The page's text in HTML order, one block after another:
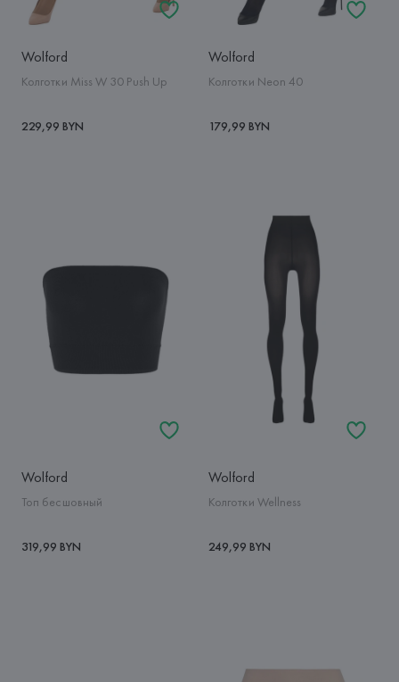
Wolford
Колготки Miss W 30 Push Up
229,99 BYN
Wolford
Колготки Neon 40
179,99 BYN
Wolford
Топ бесшовный
319,99 BYN
Wolford
Колготки Wellness
249,99 BYN